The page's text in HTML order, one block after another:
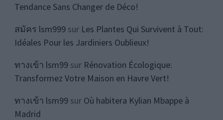
Tendance Sans Changer de Déco!
สมัคร lsm999sur Les Plantes Qui Survivent à Tout:
Idéales Pour les Jardiniers Oublieux!
ทางเข้า lsm99sur Rénovation Écologique:
Transformez Votre Maison en Havre Vert!
ทางเข้า lsm99sur Où habitera Kylian Mbappe à
Madrid